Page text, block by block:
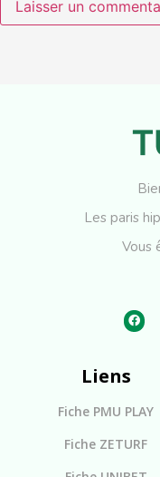
Les paris
Vous
Liens
Fiche PMU PLAY
Fiche ZETURF